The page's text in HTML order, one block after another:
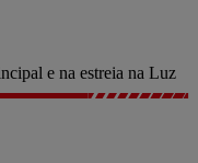
e na estreia na Luz